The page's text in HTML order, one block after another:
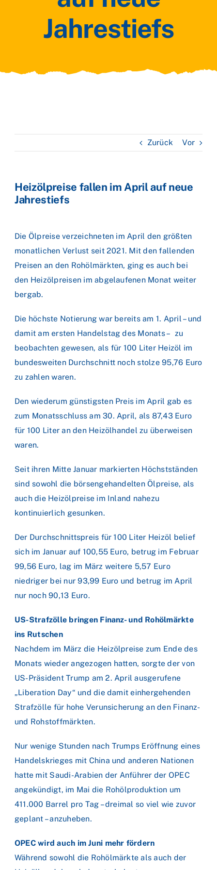
Jahrestiefs
Zurück Vor
Heizölpreise fallen im April auf neue
Jahrestiefs
Die Ölpreise verzeichneten im April den größten
monatlichen Verlust seit 2021. Mit den fallenden
Preisen an den Rohölmärkten, ging es auch bei
den Heizölpreisen im abgelaufenen Monat weiter
bergab.
Die höchste Notierung war bereits am 1. April – und
damit am ersten Handelstag des Monats – zu
beobachten gewesen, als für 100 Liter Heizöl im
bundesweiten Durchschnitt noch stolze 95,76 Euro
zu zahlen waren.
Den wiederum günstigsten Preis im April gab es
zum Monatsschluss am 30. April, als 87,43 Euro
für 100 Liter an den Heizölhandel zu überweisen
waren.
Seit ihren Mitte Januar markierten Höchstständen
sind sowohl die börsengehandelten Ölpreise, als
auch die Heizölpreise im Inland nahezu
kontinuierlich gesunken.
Der Durchschnittspreis für 100 Liter Heizöl belief
sich im Januar auf 100,55 Euro, betrug im Februar
99,56 Euro, lag im März weitere 5,57 Euro
niedriger bei nur 93,99 Euro und betrug im April
nur noch 90,13 Euro.
US-Strafzölle bringen Finanz- und Rohölmärkte
ins Rutschen
Nachdem im März die Heizölpreise zum Ende des
Monats wieder angezogen hatten, sorgte der von
US-Präsident Trump am 2. April ausgerufene
„Liberation Day“ und die damit einhergehenden
Strafzölle für hohe Verunsicherung an den Finanz-
und Rohstoffmärkten.
Nur wenige Stunden nach Trumps Eröffnung eines
Handelskrieges mit China und anderen Nationen
hatte mit Saudi-Arabien der Anführer der OPEC
angekündigt, im Mai die Rohölproduktion um
411.000 Barrel pro Tag – dreimal so viel wie zuvor
geplant – anzuheben.
OPEC wird auch im Juni mehr fördern
Während sowohl die Rohölmärkte als auch der